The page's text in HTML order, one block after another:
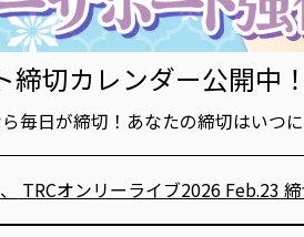
締切カレンダー公開中！
毎日が締切！あなたの締切はいつ
TRCオンリーライブ2026 Feb.23